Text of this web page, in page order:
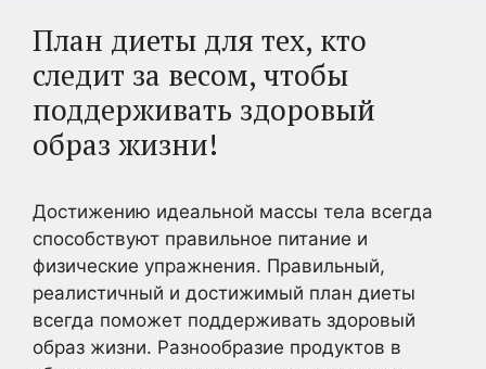
План диеты для тех, кто
следит за весом, чтобы
поддерживать здоровый
образ жизни!
Достижению идеальной массы тела всегда
способствуют правильное питание и
физические упражнения. Правильный,
реалистичный и достижимый план диеты
всегда поможет поддерживать здоровый
образ жизни. Разнообразие продуктов в